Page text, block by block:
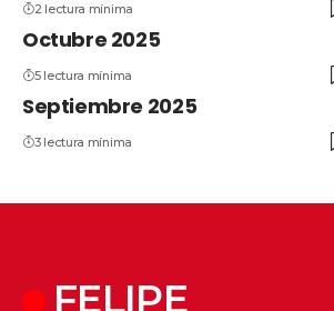
2 lectura mínima
Octubre 2025
5 lectura mínima
Septiembre 2025
3 lectura mínima
FELIPE